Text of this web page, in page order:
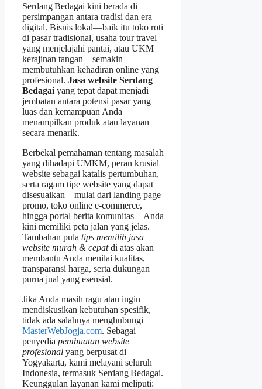
Serdang Bedagai kini berada di
persimpangan antara tradisi dan era
digital. Bisnis lokal—baik itu toko roti
di pasar tradisional, usaha tour travel
yang menjelajahi pantai, atau UKM
kerajinan tangan—semakin
membutuhkan kehadiran online yang
profesional. Jasa website Serdang
Bedagai yang tepat dapat menjadi
jembatan antara potensi pasar yang
luas dan kemampuan Anda
menampilkan produk atau layanan
secara menarik.
Berbekal pemahaman tentang masalah
yang dihadapi UMKM, peran krusial
website sebagai katalis pertumbuhan,
serta ragam tipe website yang dapat
disesuaikan—mulai dari landing page
promo, toko online e‑commerce,
hingga portal berita komunitas—Anda
kini memiliki peta jalan yang jelas.
Tambahan pula tips memilih jasa
website murah & cepatdi atas akan
membantu Anda menilai kualitas,
transparansi harga, serta dukungan
purna jual yang esensial.
Jika Anda masih ragu atau ingin
mendiskusikan kebutuhan spesifik,
tidak ada salahnya menghubungi
MasterWebJogja.com. Sebagai
penyedia pembuatan website
profesional yang berpusat di
Yogyakarta, kami melayani seluruh
Indonesia, termasuk Serdang Bedagai.
Keunggulan layanan kami meliputi: